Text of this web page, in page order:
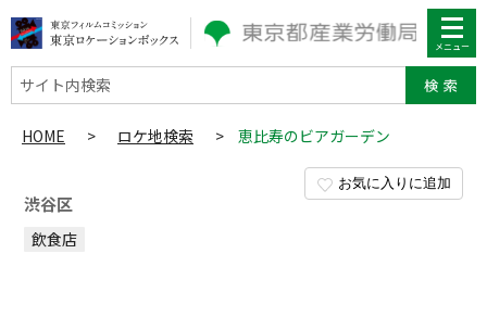
サイト内検索
HOME > ロケ地検索 > 恵比寿のビアガーデン
お気に入りに追加
渋谷区
飲食店